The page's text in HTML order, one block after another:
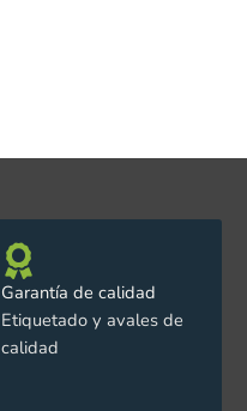
Garantía de calidad
Etiquetado y avales de
calidad